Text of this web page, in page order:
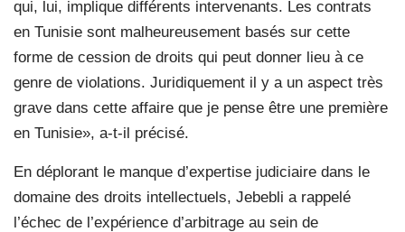
qui, lui, implique différents intervenants. Les contrats
en Tunisie sont malheureusement basés sur cette
forme de cession de droits qui peut donner lieu à ce
genre de violations. Juridiquement il y a un aspect très
grave dans cette affaire que je pense être une première
en Tunisie», a-t-il précisé.
En déplorant le manque d’expertise judiciaire dans le
domaine des droits intellectuels, Jebebli a rappelé
l’échec de l’expérience d’arbitrage au sein de